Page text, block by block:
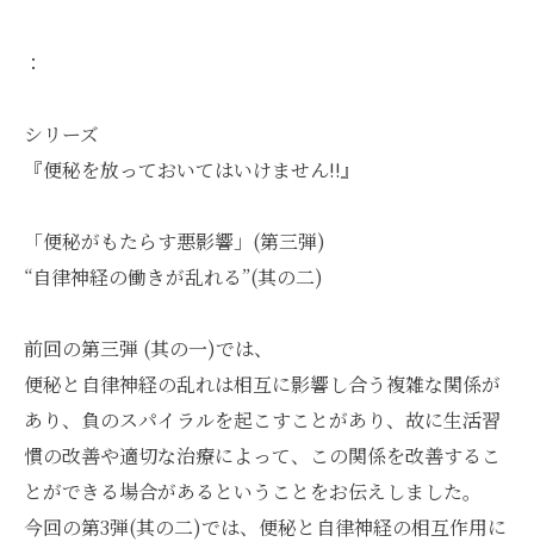
：
シリーズ
『便秘を放っておいてはいけません!!』
「便秘がもたらす悪影響」(第三弾)
“自律神経の働きが乱れる”(其の二)
前回の第三弾 (其の一)では、
便秘と自律神経の乱れは相互に影響し合う複雑な関係が
あり、負のスパイラルを起こすことがあり、故に生活習
慣の改善や適切な治療によって、この関係を改善するこ
とができる場合があるということをお伝えしました。
今回の第3弾(其の二)では、便秘と自律神経の相互作用に